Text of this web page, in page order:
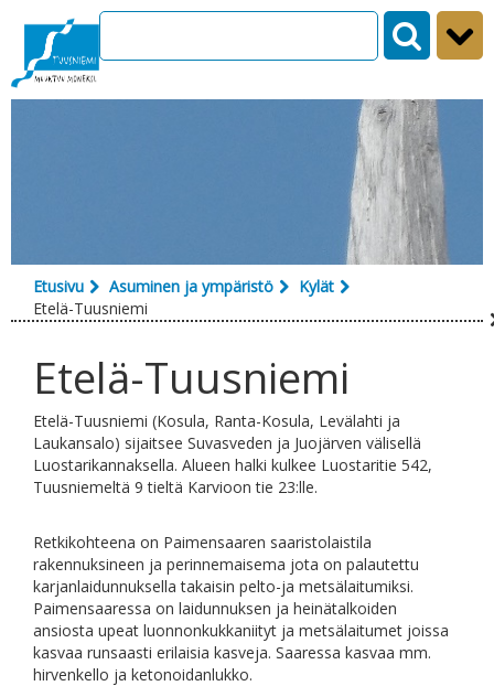
Siirry sisältöön
Etusivu Asuminen ja ympäristö
Kylät
Etelä-Tuusniemi
Etelä-Tuusniemi
Etelä-Tuusniemi (Kosula, Ranta-Kosula, Levälahti ja
Laukansalo) sijaitsee Suvasveden ja Juojärven välisellä
Luostarikannaksella. Alueen halki kulkee Luostaritie 542,
Tuusniemeltä 9 tieltä Karvioon tie 23:lle.
Retkikohteena on Paimensaaren saaristolaistila
rakennuksineen ja perinnemaisema jota on palautettu
karjanlaidunnuksella takaisin pelto-ja metsälaitumiksi.
Paimensaaressa on laidunnuksen ja heinätalkoiden
ansiosta upeat luonnonkukkaniityt ja metsälaitumet joissa
kasvaa runsaasti erilaisia kasveja. Saaressa kasvaa mm.
hirvenkello ja ketonoidanlukko.